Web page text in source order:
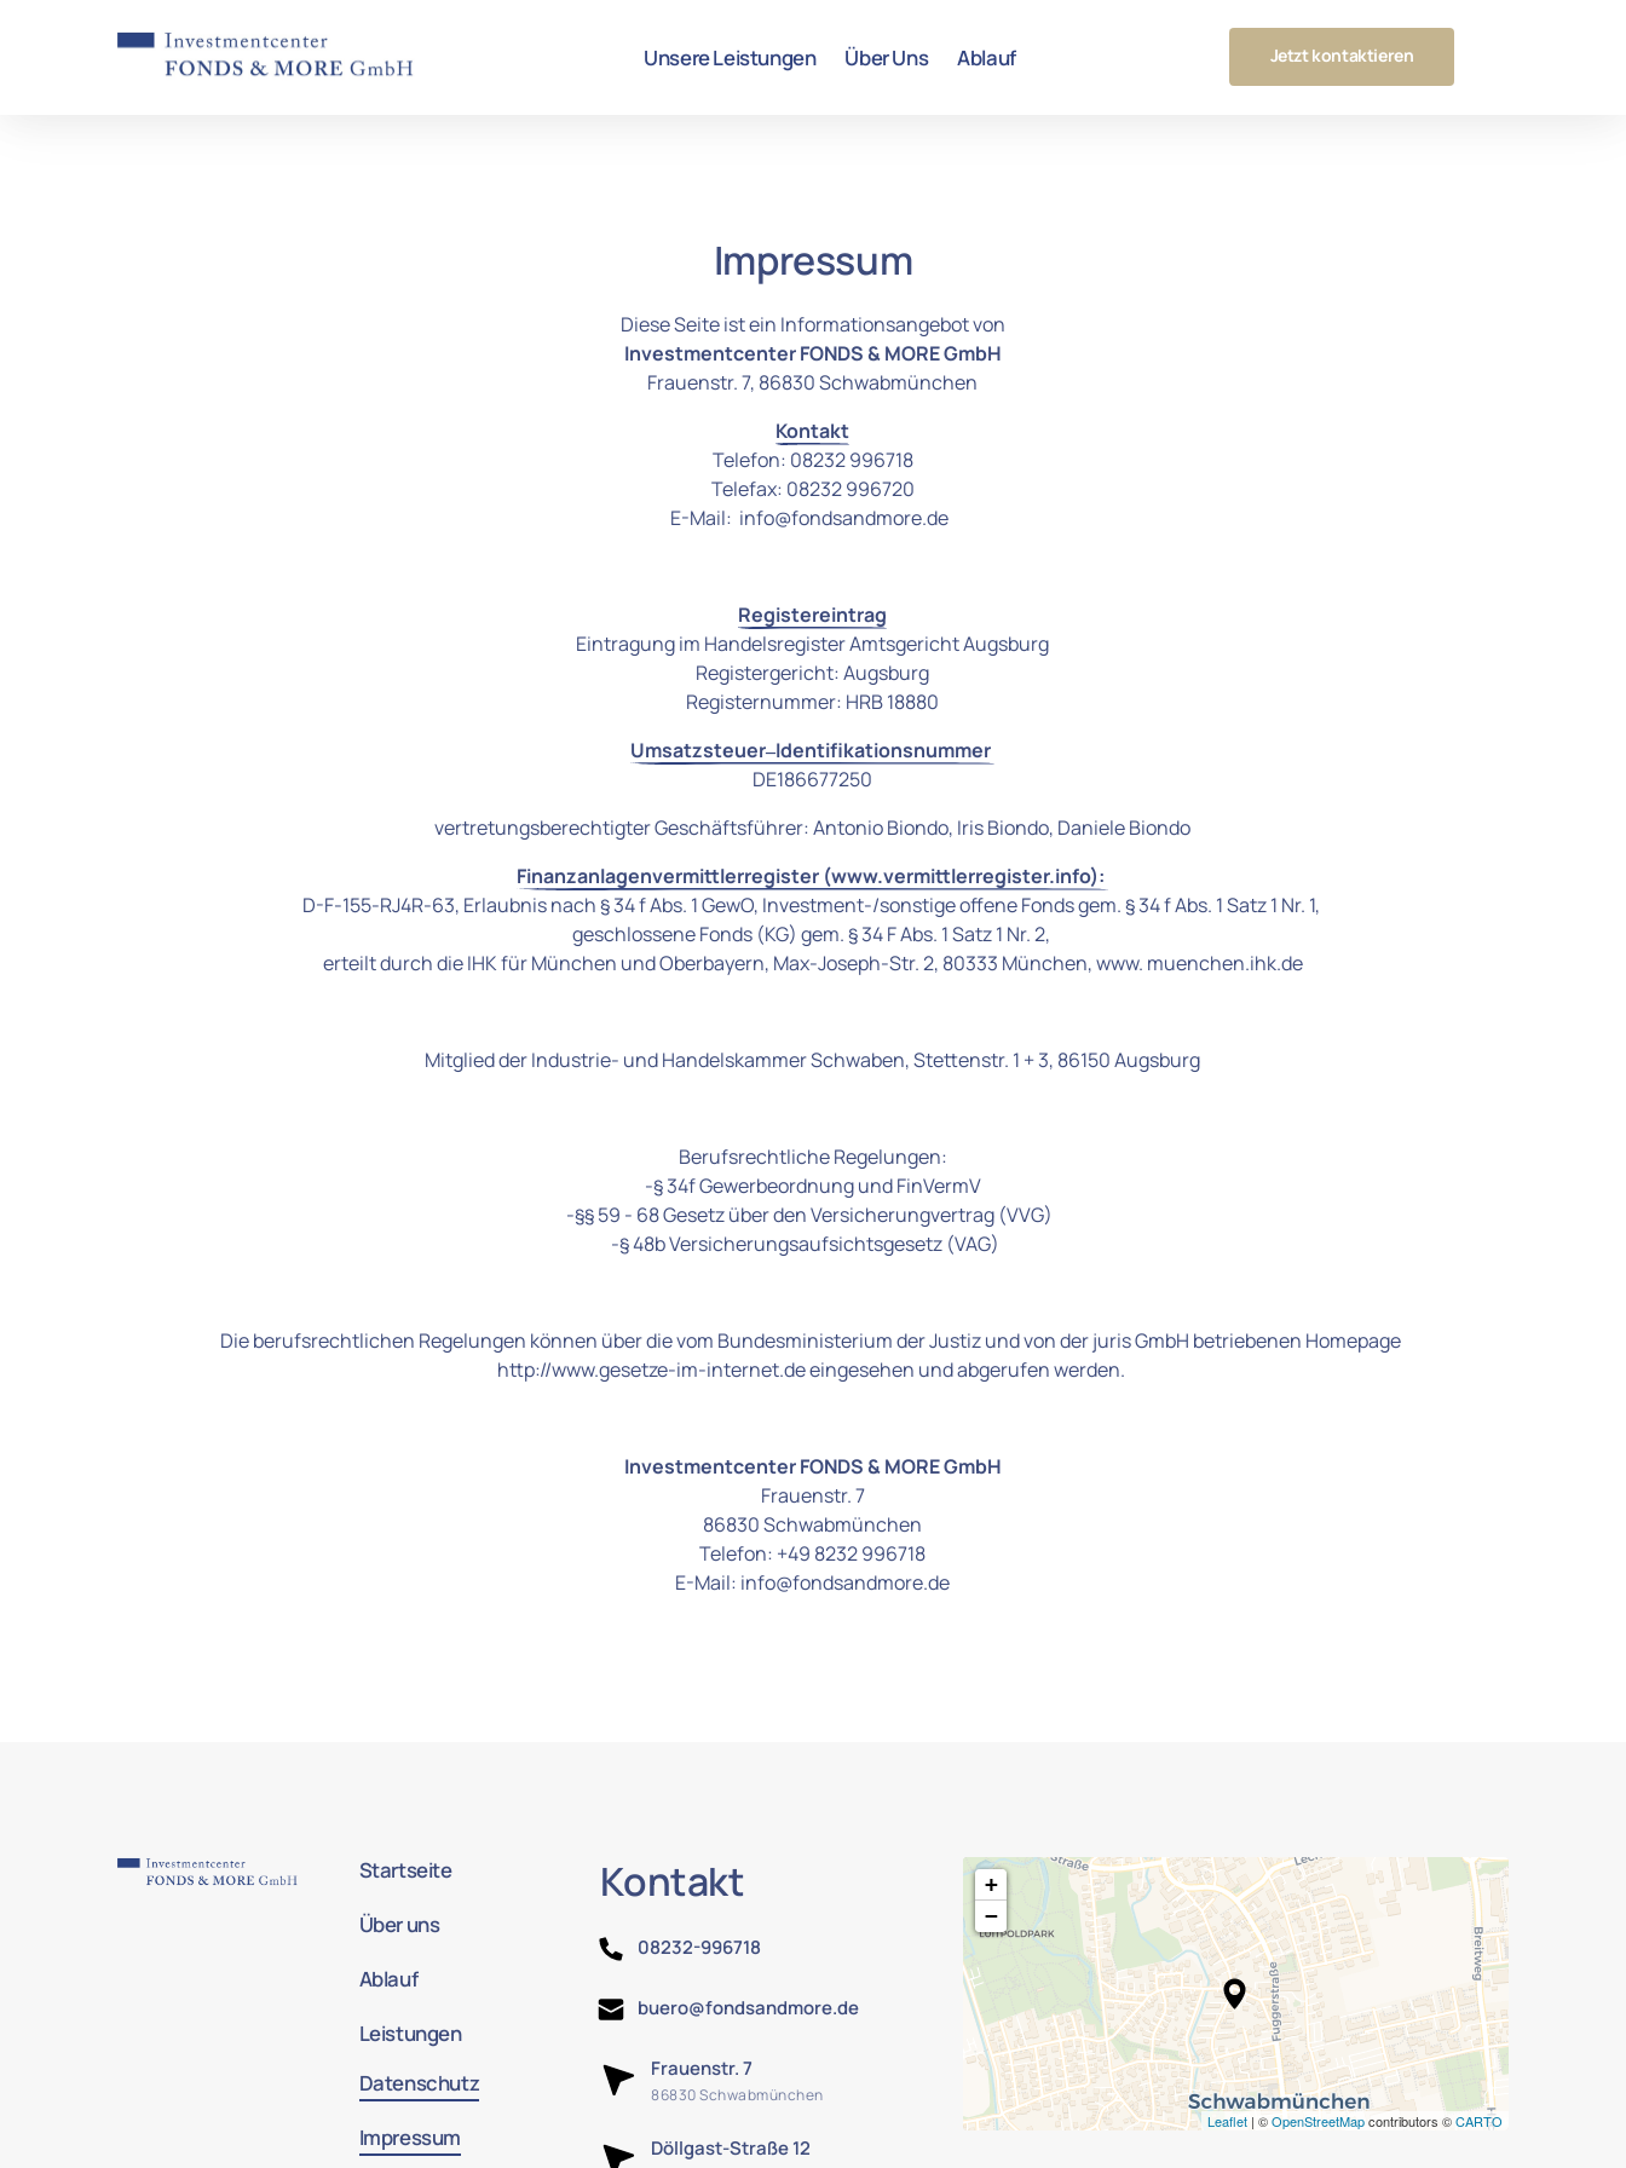
Unsere Leistungen Über Uns Ablauf Jetzt kontaktieren
Impressum
Investmentcenter FONDS & MORE GmbH
Frauenstr. 7, 86830 Schwabmünchen
Kontakt
Telefon: 08232 996718
Telefax: 08232 996720
E-Mail:  info@fondsandmore.de
Registereintrag
Eintragung im Handelsregister Amtsgericht Augsburg
Registergericht: Augsburg
Registernummer: HRB 18880
Umsatzsteuer‒Identifikationsnummer
DE186677250
vertretungsberechtigter Geschäftsführer: Antonio Biondo, Iris Biondo, Daniele Biondo
Finanzanlagenvermittlerregister (www.vermittlerregister.info):
D-F-155-RJ4R-63, Erlaubnis nach § 34 f Abs. 1 GewO, Investment-/sonstige offene Fonds gem. § 34 f Abs. 1 Satz 1 Nr. 1,
geschlossene Fonds (KG) gem. § 34 F Abs. 1 Satz 1 Nr. 2,
erteilt durch die IHK für München und Oberbayern, Max-Joseph-Str. 2, 80333 München, www. muenchen.ihk.de
Mitglied der Industrie- und Handelskammer Schwaben, Stettenstr. 1 + 3, 86150 Augsburg
Berufsrechtliche Regelungen:
-§ 34f Gewerbeordnung und FinVermV
-§§ 59 - 68 Gesetz über den Versicherungvertrag (VVG)
-§ 48b Versicherungsaufsichtsgesetz (VAG)
Die berufsrechtlichen Regelungen können über die vom Bundesministerium der Justiz und von der juris GmbH betriebenen Homepage
http://www.gesetze-im-internet.de eingesehen und abgerufen werden.
Investmentcenter FONDS & MORE GmbH
Frauenstr. 7
86830 Schwabmünchen
Telefon: +49 8232 996718
E-Mail: info@fondsandmore.de
Startseite
Über uns
Ablauf
Leistungen
Datenschutz
Impressum
Kontakt
08232-996718
buero@fondsandmore.de
Frauenstr. 7
86830 Schwabmünchen
Döllgast-Straße 12
+
−
Leaflet| ©OpenStreetMapcontributors ©CARTO